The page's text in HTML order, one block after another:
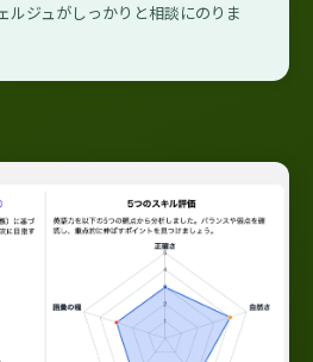
ルジュがしっかりと相談にのりま